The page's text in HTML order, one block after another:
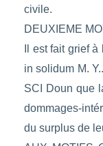
civile.
DEUXIEME
Il est fait grief
in solidum M.
SCI Doun que
dommages-
du surplus de